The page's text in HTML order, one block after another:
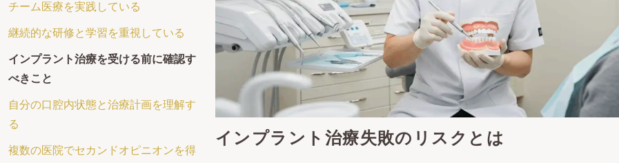
インプラント治療失敗のリスクとは
チーム医療を実践している
継続的な研修と学習を重視している
インプラント治療を受ける前に確認す
べきこと
自分の口腔内状態と治療計画を理解す
る
複数の医院でセカンドオピニオンを得